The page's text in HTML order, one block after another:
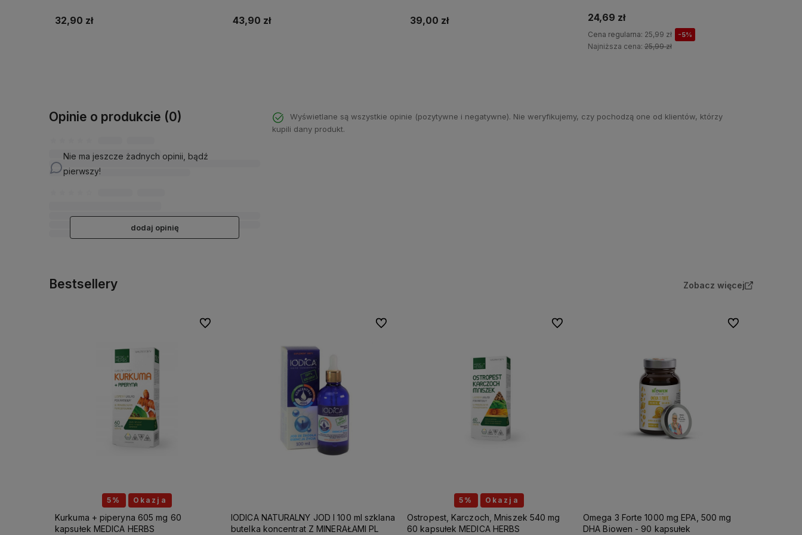
43,90 zł 39,00 zł 24,69 zł 49,90 zł
Do koszyka
Opinie o produkcie (0)
Nie ma jeszcze żadnych opinii, bądź
pierwszy!
dodaj opinię
Wyświetlane są wszystkie opinie (pozytywne i negatywne). Nie weryfikujemy, czy pochodzą one od klientów, którzy
kupili dany produkt.
Bestsellery Zobacz więcej
5% Okazja
Kurkuma + piperyna 605 mg 60
kapsułek MEDICA HERBS
Do ulubionych
IODICA NATURALNY JOD I 100 ml szklana
butelka koncentrat Z MINERAŁAMI PL
Do ulubionych
5% Okazja
Ostropest, Karczoch, Mniszek 540 mg
60 kapsułek MEDICA HERBS
Do ulubionych
Omega 3 Forte 1000 mg EPA, 500 mg
DHA Biowen - 90 kapsułek
Do ulubionych